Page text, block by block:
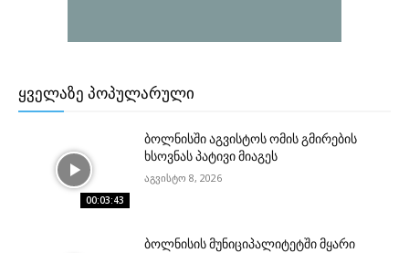
ᲧᲕᲔᲚᲐᲖᲔ ᲞᲝᲞᲣᲚᲐᲠᲣᲚᲘ
00:03:43
ბოლნისში აგვისტოს ომის გმირების
ხსოვნას პატივი მიაგეს
აგვისტო 8, 2026
ბოლნისის მუნიციპალიტეტში მყარი